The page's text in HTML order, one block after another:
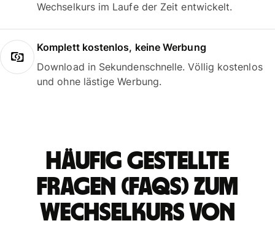
Wechselkurs im Laufe der Zeit entwickelt.
Komplett kostenlos, keine Werbung
Download in Sekundenschnelle. Völlig kostenlos
und ohne lästige Werbung.
Häufig gestellte
Fragen (FAQs) zum
Wechselkurs von